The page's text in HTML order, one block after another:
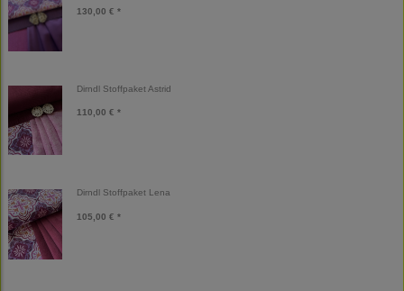
130,00 € *
Dirndl Stoffpaket Astrid
110,00 € *
Dirndl Stoffpaket Lena
105,00 € *